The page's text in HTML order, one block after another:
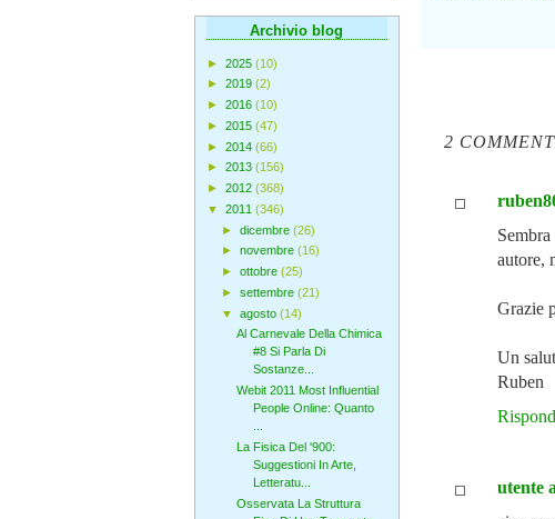
2
autore,
Grazie
Un
Ruben
utente
Archivio blog
► 2025 (10)
► 2019 (2)
► 2016 (10)
► 2015 (47)
► 2014 (66)
► 2013 (156)
► 2012 (368)
▼ 2011 (346)
► dicembre (26)
► novembre (16)
► ottobre (25)
► settembre (21)
▼ agosto (14)
Al Carnevale Della Chimica
#8 Si Parla Di
Sostanze...
Webit 2011 Most Influential
People Online: Quanto
La Fisica Del '900:
Suggestioni In Arte,
Letteratu...
Osservata La Struttura